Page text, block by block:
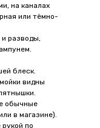
на каналах
или тёмно-
разводы,
блеск.
видны
обычные
в магазине).
по